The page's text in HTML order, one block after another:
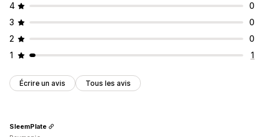
4
0
3
0
2
0
1
1
Écrire un avis Tous les avis
SleemPlate